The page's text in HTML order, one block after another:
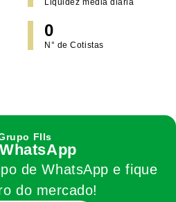
Liquidez média diária
0
N° de Cotistas
WhatsApp
de WhatsApp e fique
do mercado!